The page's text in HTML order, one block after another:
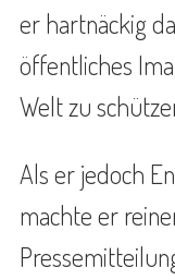
er hartnäckig
öffentliches
Welt zu
Als er jedoch
machte er